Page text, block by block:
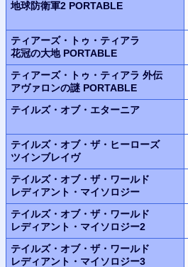
地球防衛軍2 PORTABLE
ティアーズ・トゥ・ティアラ
花冠の大地 PORTABLE
ティアーズ・トゥ・ティアラ 外伝
アヴァロンの謎 PORTABLE
テイルズ・オブ・エターニア
テイルズ・オブ・ザ・ヒーローズ
ツインブレイヴ
テイルズ・オブ・ザ・ワールド
レディアント・マイソロジー
テイルズ・オブ・ザ・ワールド
レディアント・マイソロジー2
テイルズ・オブ・ザ・ワールド
レディアント・マイソロジー3